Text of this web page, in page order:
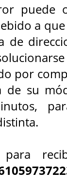
puede
a
de
por
de su